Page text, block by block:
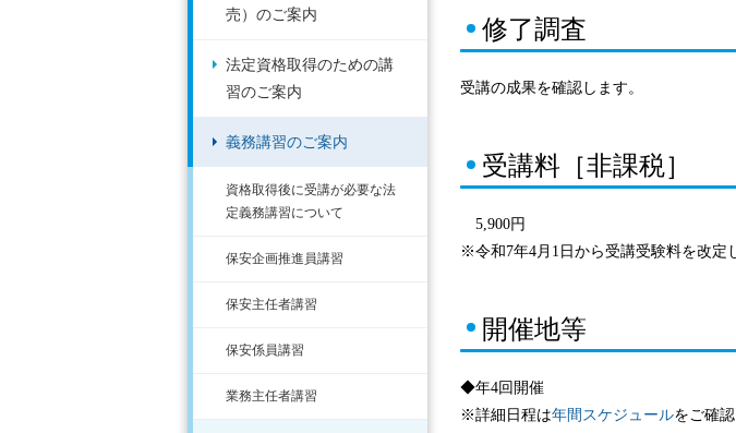
売）のご案内
法定資格取得のための講
習のご案内
義務講習のご案内
資格取得後に受講が必要な法
定義務講習について
保安企画推進員講習
保安主任者講習
保安係員講習
業務主任者講習
修了調査
受講の成果を確認します。
受講料［非課税］
5,900円
※令和7年4月1日から受講受験料を改定
開催地等
◆年4回開催
※詳細日程は年間スケジュールをご確認